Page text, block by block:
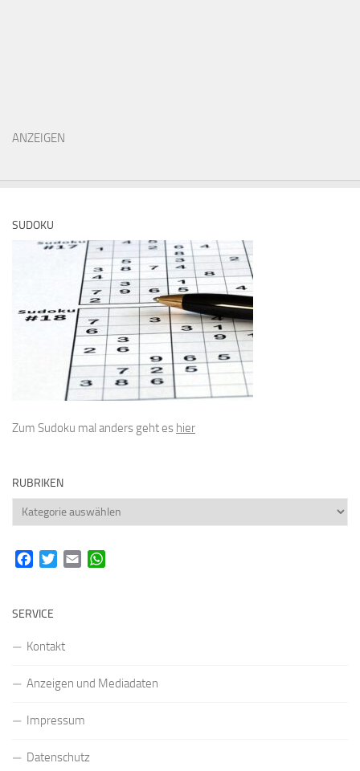
ANZEIGEN
SUDOKU
Zum Sudoku mal anders geht es hier
RUBRIKEN
Rubriken
FacebookTwitterEmail
SERVICE
Kontakt
Anzeigen und Mediadaten
Impressum
Datenschutz